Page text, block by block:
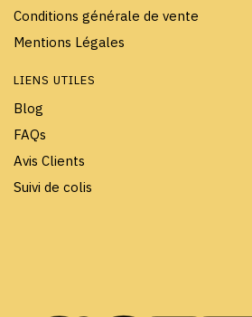
Conditions générale de vente
Mentions Légales
LIENS UTILES
Blog
FAQs
Avis Clients
Suivi de colis